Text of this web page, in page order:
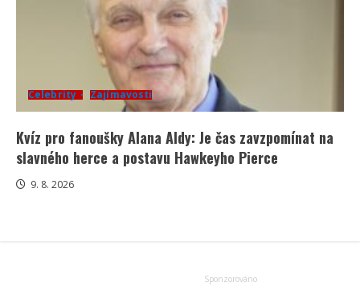
Celebrity Zajímavosti
Kvíz pro fanoušky Alana Aldy: Je čas zavzpomínat na
slavného herce a postavu Hawkeyho Pierce
9. 8. 2026